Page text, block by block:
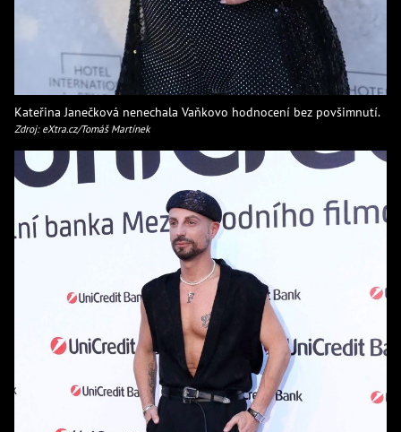
Kateřina Janečková nenechala Vaňkovo hodnocení bez povšimnutí.
Zdroj: eXtra.cz/Tomáš Martínek